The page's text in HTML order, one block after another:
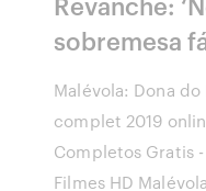
sobremesa
Malévola: Dona
complet 2019
Completos Gratis
Filmes HD